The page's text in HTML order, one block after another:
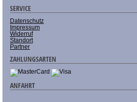
SERVICE
Datenschutz
Impressum
Widerruf
Standort
Partner
ZAHLUNGSARTEN
ANFAHRT